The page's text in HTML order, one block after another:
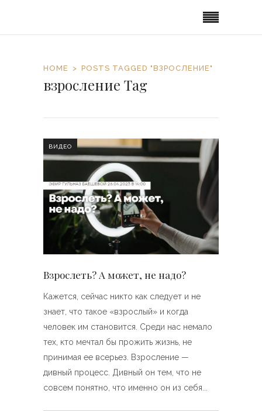
HOME POSTS TAGGED "ВЗРОСЛЕНИЕ"
взросление Tag
ВИДЕО
Взрослеть? А может, не надо?
Кажется, сейчас никто как следует и не
знает, что такое «взрослый» и когда
человек им становится. Среди нас немало
тех, кто мечтал бы прожить жизнь, не
принимая ее всерьез. Взросление —
дивный процесс. Дивный он тем, что не
совсем понятно, что именно он из себя